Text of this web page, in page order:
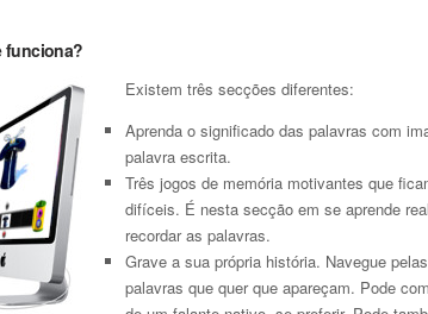
funciona?
Existem três secções diferentes:
Aprenda o significado das palavras com
palavra escrita.
Três jogos de memória motivantes que
difíceis. É nesta secção em se aprende
recordar as palavras.
Grave a sua própria história. Navegue
palavras que quer que apareçam. Pode